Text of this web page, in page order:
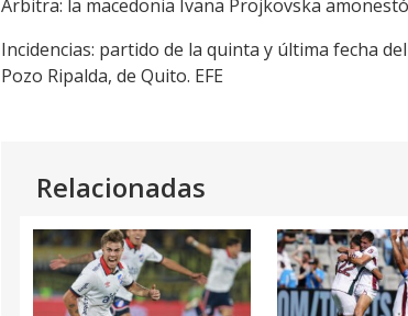
Árbitra: la macedonia Ivana Projkovska
Incidencias: partido de la quinta y última fecha
Pozo Ripalda, de Quito. EFE
Relacionadas